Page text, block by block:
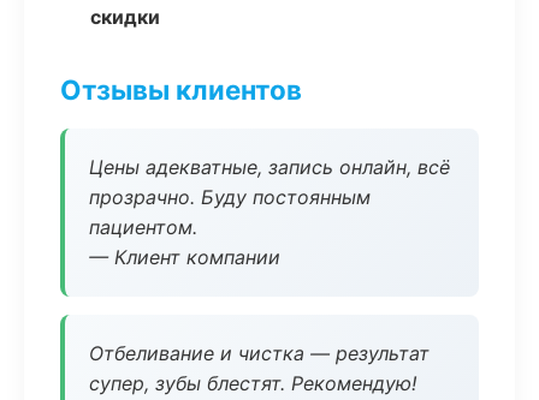
скидки
Отзывы клиентов
Цены адекватные, запись онлайн, всё
прозрачно. Буду постоянным
пациентом.
— Клиент компании
Отбеливание и чистка — результат
супер, зубы блестят. Рекомендую!